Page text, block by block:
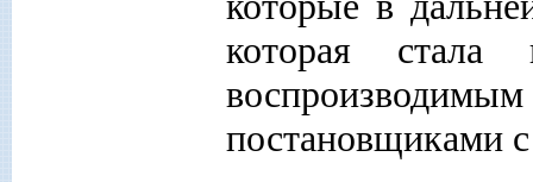
которая стала
постановщиками